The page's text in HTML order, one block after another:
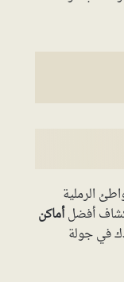
الرملية
أفضلأماكن
في جولة